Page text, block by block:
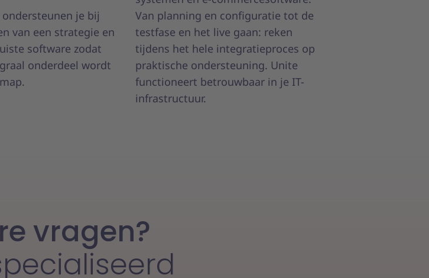
je bij
van een strategie en
software zodat
onderdeel wordt
Van planning en configuratie tot de
testfase en het live gaan: reken
tijdens het hele integratieproces op
praktische ondersteuning. Unite
functioneert betrouwbaar in je IT-
infrastructuur.
vragen?